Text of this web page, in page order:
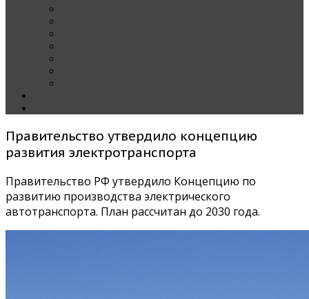
Правительство утвердило концепцию
развития электротранспорта
Правительство РФ утвердило Концепцию по
развитию производства электрического
автотранспорта. План рассчитан до 2030 года.